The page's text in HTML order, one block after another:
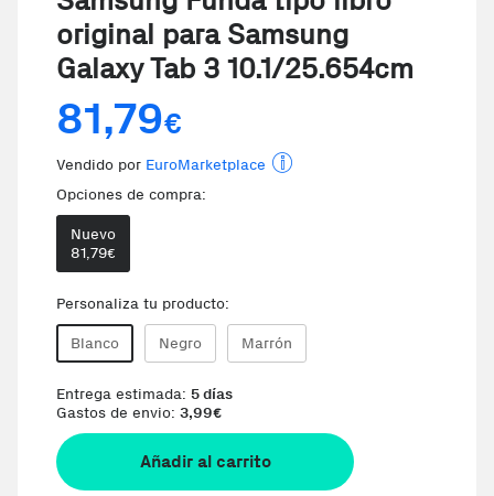
original para Samsung
Galaxy Tab 3 10.1/25.654cm
81,79€
Vendido por EuroMarketplace
Opciones de compra:
Nuevo
81,79€
Personaliza tu producto:
Blanco Negro Marrón
Entrega estimada: 5 días
Gastos de envio: 3,99€
Añadir al carrito